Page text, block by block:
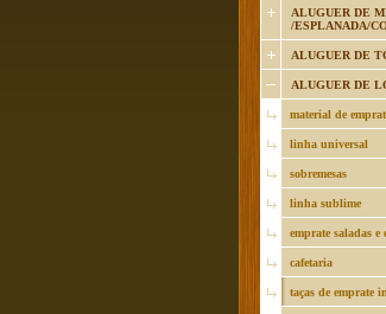
ALUGUER DE
/ESPLANADA/
ALUGUER DE
ALUGUER DE
material de
linha universal
sobremesas
linha sublime
emprate saladas e
cafetaria
taças de emprate